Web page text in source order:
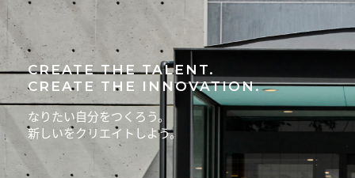
CREATE THE TALENT.
CREATE THE INNOVATION.
なりたい自分をつくろう。
新しいをクリエイトしよう。